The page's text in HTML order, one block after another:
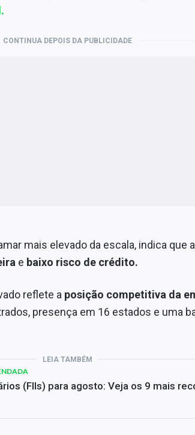
CONTINUA DEPOIS DA PUBLICIDADE
mais elevado da escala, indica que
e baixo risco de crédito.
reflete a posição competitiva da
presença em 16 estados e uma
LEIA TAMBÉM
(FIIs) para agosto: Veja os 9 mais